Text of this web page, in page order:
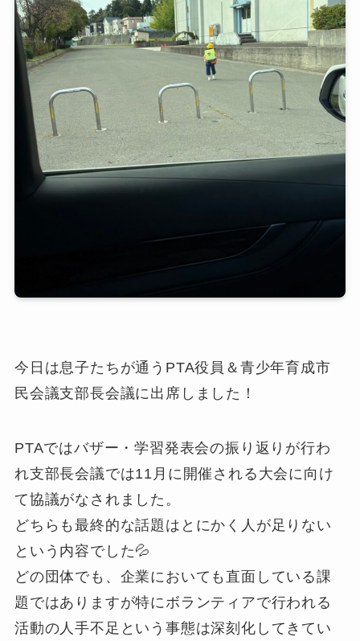
政策
プロフィール
応援する
ご意見・ご感想
今日は息子たちが通うPTA役員＆青少年育成市
民会議支部長会議に出席しました！
PTAではバザー・学習発表会の振り返りが行わ
れ支部長会議では11月に開催される大会に向け
て協議がなされました。
どちらも最終的な話題はとにかく人が足りない
という内容でした💦
どの団体でも、企業においても直面している課
題ではありますが特にボランティアで行われる
活動の人手不足という事態は深刻化してきてい